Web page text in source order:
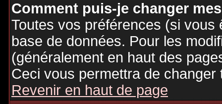
Comment puis-je changer
Toutes vos préférences (si
base de données. Pour les
(généralement en haut des
Ceci vous permettra de
Revenir en haut de page